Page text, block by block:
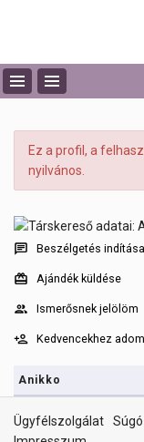
Ez a profil, a
nyilvános.
Beszélgetés indítása
Ajándék küldése
Ismerősnek jelölöm
Kedvencekhez adom
Anikko
Ügyfélszolgálat Súgó